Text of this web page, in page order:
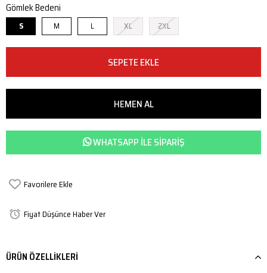
Gömlek Bedeni
S M L XL 2XL
WHATSAPP ILE SIPARIŞ
Favorilere Ekle
Fiyat Düşünce Haber Ver
ÜRÜN ÖZELLIKLERI